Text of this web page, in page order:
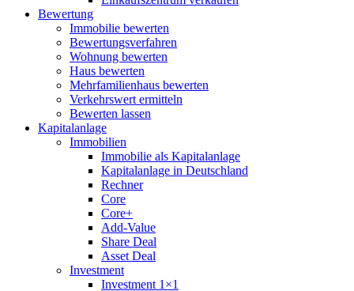
Bewertung
Immobilie bewerten
Bewertungsverfahren
Wohnung bewerten
Haus bewerten
Mehrfamilienhaus bewerten
Verkehrswert ermitteln
Bewerten lassen
Kapitalanlage
Immobilien
Immobilie als Kapitalanlage
Kapitalanlage in Deutschland
Rechner
Core
Core+
Add-Value
Share Deal
Asset Deal
Investment
Investment 1×1